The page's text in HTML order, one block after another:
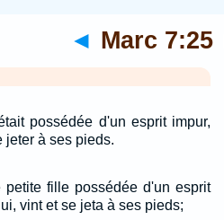
◄ Marc 7:25
possédée d'un esprit impur,
jeter à ses pieds.
fille possédée d'un esprit
vint et se jeta à ses pieds;